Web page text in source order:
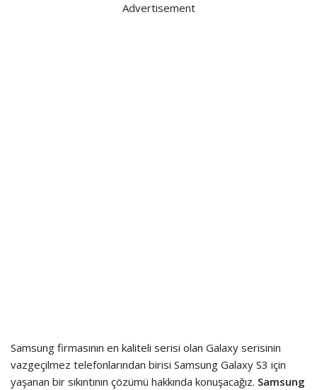
Advertisement
Samsung firmasının en kaliteli serisi olan Galaxy serisinin
vazgeçilmez telefonlarından birisi Samsung Galaxy S3 için
yaşanan bir sıkıntının çözümü hakkında konuşacağız. Samsung